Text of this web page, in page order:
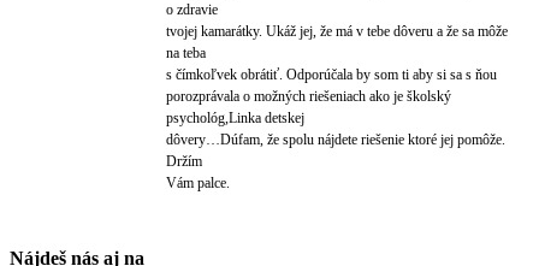
o zdravie
tvojej kamarátky. Ukáž jej, že má v tebe dôveru a že sa môže
na teba
s čímkoľvek obrátiť. Odporúčala by som ti aby si sa s ňou
porozprávala o možných riešeniach ako je školský
psychológ,Linka detskej
dôvery…Dúfam, že spolu nájdete riešenie ktoré jej pomôže.
Držím
Vám palce.
Nájdeš nás aj na